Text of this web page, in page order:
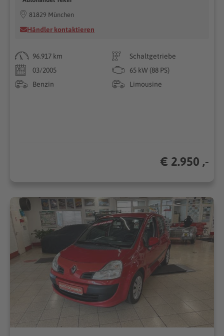
81829 München
Händler kontaktieren
96.917 km
Schaltgetriebe
03/2005
65 kW (88 PS)
Benzin
Limousine
€ 2.950 ,-